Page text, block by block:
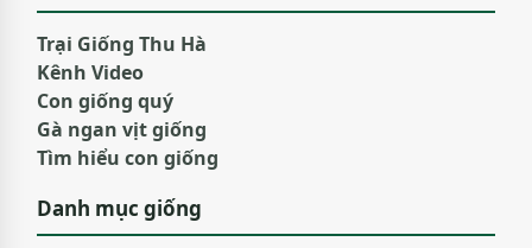
Trại Giống Thu Hà
Kênh Video
Con giống quý
Gà ngan vịt giống
Tìm hiểu con giống
Danh mục giống